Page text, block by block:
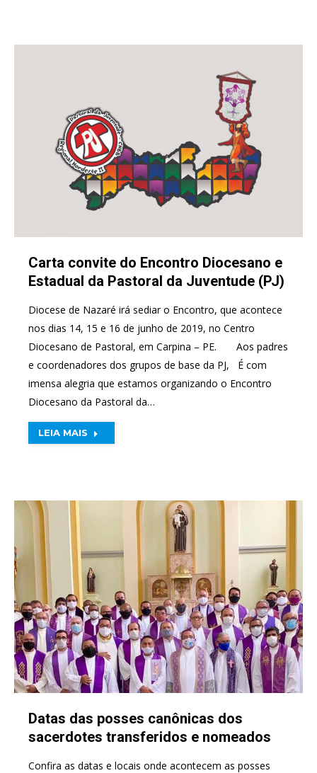
Carta convite do Encontro Diocesano e
Estadual da Pastoral da Juventude (PJ)
Diocese de Nazaré irá sediar o Encontro, que acontece
nos dias 14, 15 e 16 de junho de 2019, no Centro
Diocesano de Pastoral, em Carpina – PE. Aos padres
e coordenadores dos grupos de base da PJ, É com
imensa alegria que estamos organizando o Encontro
Diocesano da Pastoral da…
LEIA MAIS
Datas das posses canônicas dos
sacerdotes transferidos e nomeados
Confira as datas e locais onde acontecem as posses